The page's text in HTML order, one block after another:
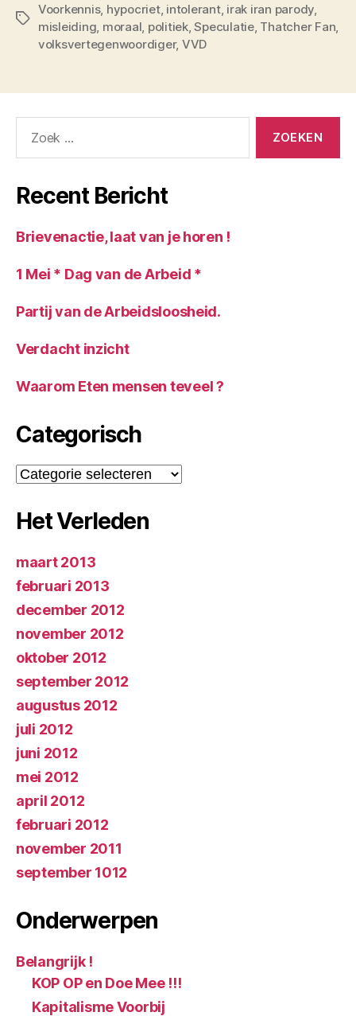
Tags
Voorkennis, hypocriet, intolerant, irak iran parody
misleiding moraal politiek,Speculatie, Thatcher Fan
volksvertegenwoordiger, VVD
naar:
Recent Bericht
Brievenactie, laat van je horen !
1 Mei * Dag van de Arbeid *
Partij van de Arbeidsloosheid.
Verdacht inzicht
Waarom Eten mensen teveel ?
Categorisch
Categorisch
Het Verleden
maart 2013
februari 2013
december 2012
november 2012
oktober 2012
september 2012
augustus 2012
juli 2012
juni 2012
mei 2012
april 2012
februari 2012
november 2011
september 1012
Onderwerpen
Belangrijk !
KOP OP en Doe Mee !!!
Kapitalisme Voorbij